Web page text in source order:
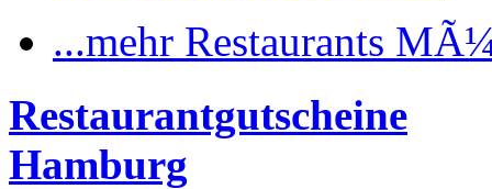
...mehr Restaurants
Restaurantgutscheine
Hamburg